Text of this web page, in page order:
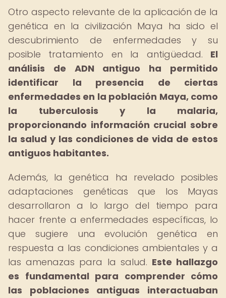
Otro aspecto relevante de la aplicación de la
genética en la civilización Maya ha sido el
descubrimiento de enfermedades y su
posible tratamiento en la antigüedad. El
análisis de ADN antiguo ha permitido
identificar la presencia de ciertas
enfermedades en la población Maya, como
la tuberculosis y la malaria,
proporcionando información crucial sobre
la salud y las condiciones de vida de estos
antiguos habitantes.
Además, la genética ha revelado posibles
adaptaciones genéticas que los Mayas
desarrollaron a lo largo del tiempo para
hacer frente a enfermedades específicas, lo
que sugiere una evolución genética en
respuesta a las condiciones ambientales y a
las amenazas para la salud. Este hallazgo
es fundamental para comprender cómo
las poblaciones antiguas interactuaban